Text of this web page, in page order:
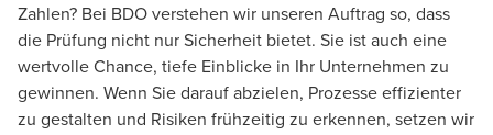
Zahlen? Bei BDO verstehen wir unseren Auftrag so, dass
die Prüfung nicht nur Sicherheit bietet. Sie ist auch eine
wertvolle Chance, tiefe Einblicke in Ihr Unternehmen zu
gewinnen. Wenn Sie darauf abzielen, Prozesse effizienter
zu gestalten und Risiken frühzeitig zu erkennen, setzen wir